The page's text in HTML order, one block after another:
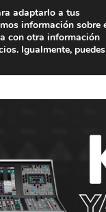
adaptarlo a tus
información sobre
con otra información
Igualmente, puedes